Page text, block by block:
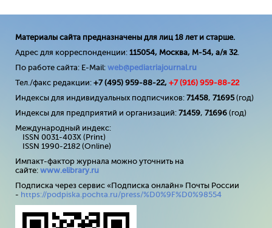
Материалы сайта предназначены для лиц 18 лет и старше.
Адрес для корреспонденции: 115054, Москва, М-54, а/я 32.
По работе сайта: E-Mail: web@pediatriajournal.ru
Тел./факс редакции: +7 (495) 959-88-22, +7 (916) 959-88-22
Индексы для индивидуальных подписчиков: 71458, 71695(год)
Индексы для предприятий и организаций: 71459, 71696 (год)
Международный индекс:
ISSN 0031-403X (Print)
ISSN 1990-2182 (Online)
Импакт-фактор журнала можно уточнить на
сайте: www.elibrary.ru
Подписка через сервис «Подписка онлайн» Почты России
- https://podpiska.pochta.ru/press/%D0%9F%D0%98554